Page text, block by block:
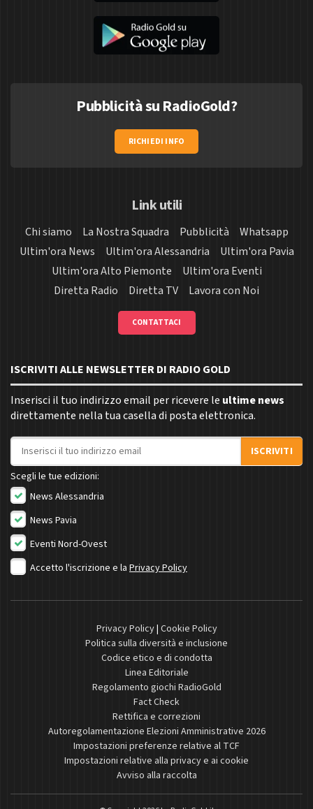
Pubblicità su RadioGold?
RICHIEDI INFO
Link utili
Chi siamo La Nostra Squadra Pubblicità
Whatsapp
Ultim'ora News
Ultim'ora Alessandria
Ultim'ora Pavia
Ultim'ora Alto Piemonte
Ultim'ora Eventi
Diretta Radio
Diretta TV Lavora con Noi
CONTATTACI
ISCRIVITI ALLE NEWSLETTER DI RADIO GOLD
Inserisci il tuo indirizzo email per ricevere le ultime news
direttamente nella tua casella di posta elettronica.
Indirizzo email
ISCRIVITI
Scegli le tue edizioni:
News Alessandria
News Pavia
Eventi Nord-Ovest
Accetto l'iscrizione e la Privacy Policy
Privacy Policy| Cookie Policy
Politica sulla diversità e inclusione
Codice etico e di condotta
Linea Editoriale
Regolamento giochi RadioGold
Fact Check
Rettifica e correzioni
Autoregolamentazione Elezioni Amministrative 2026
Impostazioni preferenze relative al TCF
Impostazioni relative alla privacy e ai cookie
Avviso alla raccolta